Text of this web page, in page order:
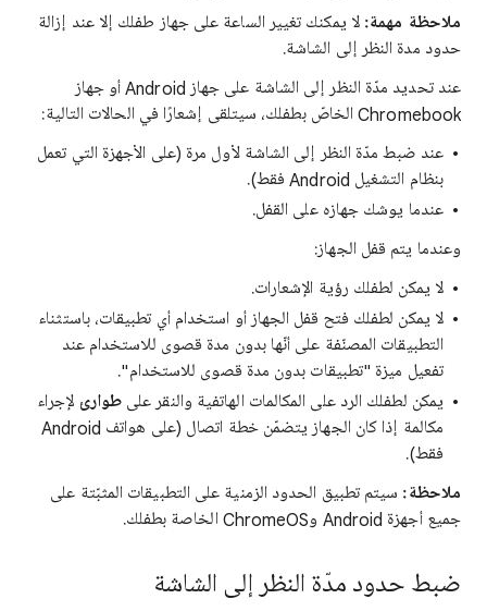
ملاحظة مهمة: لا يمكنك تغيير الساعة على جهاز طفلك إلا عند إزالة
حدود مدة النظر إلى الشاشة.
عند تحديد مدّة النظر إلى الشاشة على جهاز Android أو جهاز
Chromebook الخاصّ بطفلك، سيتلقى إشعارًا في الحالات التالية:
عند ضبط مدّة النظر إلى الشاشة لأول مرة (على الأجهزة التي تعمل
بنظام التشغيل Android فقط).
عندما يوشك جهازه على القفل.
وعندما يتم قفل الجهاز:
لا يمكن لطفلك رؤية الإشعارات.
لا يمكن لطفلك فتح قفل الجهاز أو استخدام أي تطبيقات، باستثناء
التطبيقات المصنّفة على أنّها بدون مدة قصوى للاستخدام عند
تفعيل ميزة "تطبيقات بدون مدة قصوى للاستخدام".
يمكن لطفلك الرد على المكالمات الهاتفية والنقر على طوارئ لإجراء
مكالمة إذا كان الجهاز يتضمّن خطة اتصال (على هواتف Android
فقط).
ملاحظة: سيتم تطبيق الحدود الزمنية على التطبيقات المثبّتة على
جميع أجهزة Android وChromeOS الخاصة بطفلك.
ضبط حدود مدّة النظر إلى الشاشة